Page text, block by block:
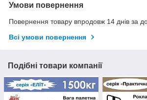
Умови повернення
Повернення товару впродовж 14 днів за
Всі умови повернення
Подібні товари компанії